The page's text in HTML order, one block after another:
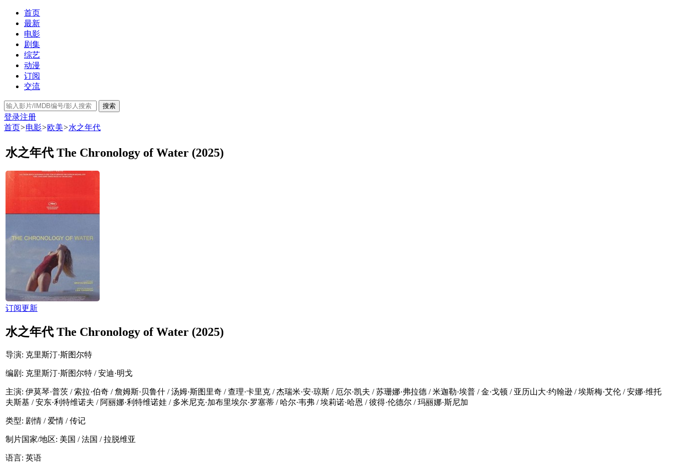
首页
最新
电影
剧集
综艺
动漫
订阅
交流
搜索
登录注册
首页>电影>欧美>水之年代
水之年代 The Chronology of Water (2025)
订阅更新
水之年代 The Chronology of Water (2025)
导演: 克里斯汀·斯图尔特
编剧 : 克里斯汀·斯图尔特 / 安迪·明戈
主演: 伊莫琴·普茨 / 索拉·伯奇 / 詹姆斯·贝鲁什 / 汤姆·斯图里奇 / 查理·卡里克 / 杰瑞米·安·琼斯 / 厄尔·凯夫 / 苏珊娜·弗拉德 / 米迦勒·埃普 / 金·戈顿 / 亚历山大·约翰逊 / 埃斯梅·艾伦 / 安娜·维托
夫斯基 / 安东·利特维诺夫 / 阿丽娜·利特维诺娃 / 多米尼克·加布里埃尔·罗塞蒂 / 哈尔·韦弗 / 埃莉诺·哈恩 / 彼得·伦德尔 / 玛丽娜·斯尼加
类型: 剧情 / 爱情 / 传记
制片国家/地区: 美国 / 法国 / 拉脱维亚
语言: 英语